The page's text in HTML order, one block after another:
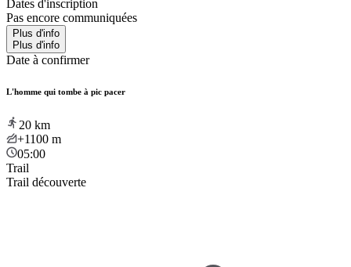
Dates d'inscription
Pas encore communiquées
Plus d'info
Plus d'info
Date à confirmer
L'homme qui tombe à pic pacer
20 km
+1100 m
05:00
Trail
Trail découverte